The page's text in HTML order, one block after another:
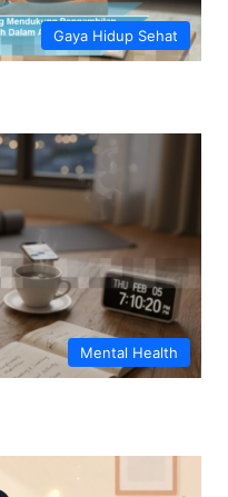
Gaya Hidup Sehat
Mental Health